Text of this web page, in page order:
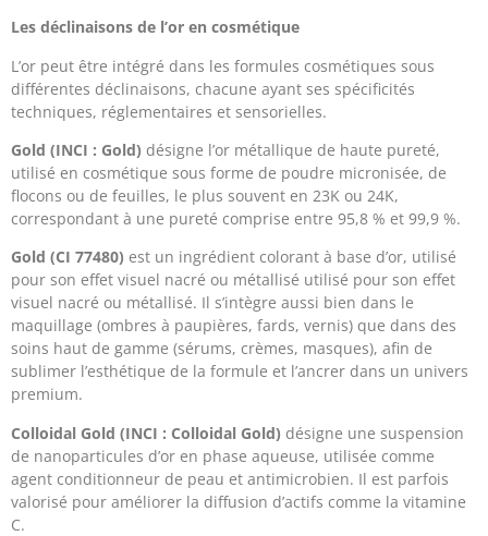
Les déclinaisons de l’or en cosmétique
L’or peut être intégré dans les formules cosmétiques sous
différentes déclinaisons, chacune ayant ses spécificités
techniques, réglementaires et sensorielles.
Gold (INCI : Gold) désigne l’or métallique de haute pureté,
utilisé en cosmétique sous forme de poudre micronisée, de
flocons ou de feuilles, le plus souvent en 23K ou 24K,
correspondant à une pureté comprise entre 95,8 % et 99,9 %.
Gold (CI 77480) est un ingrédient colorant à base d’or, utilisé
pour son effet visuel nacré ou métallisé utilisé pour son effet
visuel nacré ou métallisé. Il s’intègre aussi bien dans le
maquillage (ombres à paupières, fards, vernis) que dans des
soins haut de gamme (sérums, crèmes, masques), afin de
sublimer l’esthétique de la formule et l’ancrer dans un univers
premium.
Colloidal Gold (INCI : Colloidal Gold) désigne une suspension
de nanoparticules d’or en phase aqueuse, utilisée comme
agent conditionneur de peau et antimicrobien. Il est parfois
valorisé pour améliorer la diffusion d’actifs comme la vitamine
C.